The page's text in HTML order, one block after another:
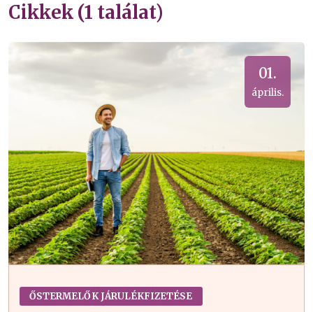
Cikkek (1 találat)
01.
április.
ŐSTERMELŐK JÁRULÉKFIZETÉSE